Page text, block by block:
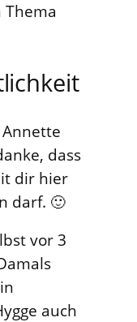
dass
dir hier
darf. 🙂
vor 3
auch